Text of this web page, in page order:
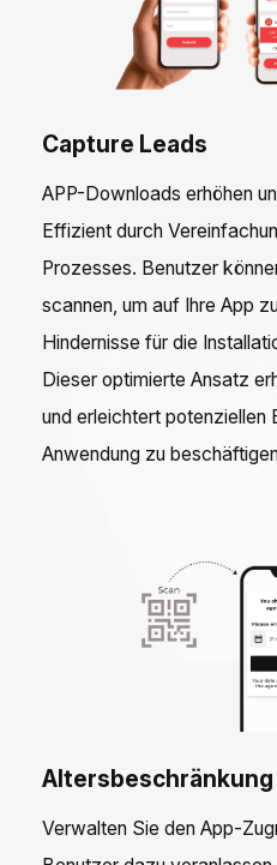
Capture Leads
APP-Downloads erhöhen
Effizient durch
Prozesses. Benutzer
scannen, um auf Ihre App
Hindernisse für die
Dieser optimierte Ansatz
und erleichtert potenziellen
Anwendung zu
Altersbeschränkung
Verwalten Sie den App-